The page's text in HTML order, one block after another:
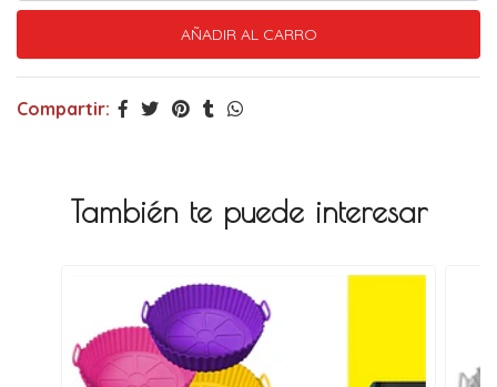
Compartir:
También te puede interesar